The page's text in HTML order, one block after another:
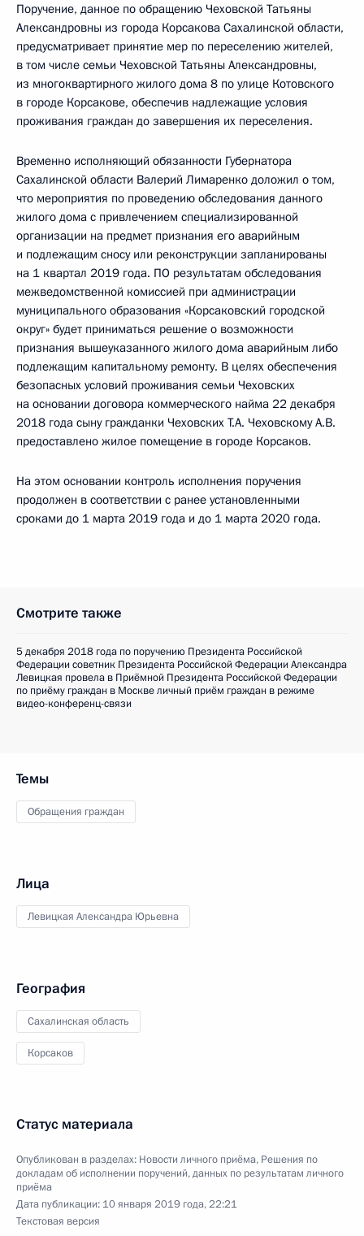
Поручение, данное по обращению Чеховской Татьяны
Александровны из города Корсакова Сахалинской области,
предусматривает принятие мер по переселению жителей,
в том числе семьи Чеховской Татьяны Александровны,
из многоквартирного жилого дома 8 по улице Котовского
в городе Корсакове, обеспечив надлежащие условия
проживания граждан до завершения их переселения.
Временно исполняющий обязанности Губернатора
Сахалинской области Валерий Лимаренко доложил о том,
что мероприятия по проведению обследования данного
жилого дома с привлечением специализированной
организации на предмет признания его аварийным
и подлежащим сносу или реконструкции запланированы
на 1 квартал 2019 года. ПО результатам обследования
межведомственной комиссией при администрации
муниципального образования «Корсаковский городской
округ» будет приниматься решение о возможности
признания вышеуказанного жилого дома аварийным либо
подлежащим капитальному ремонту. В целях обеспечения
безопасных условий проживания семьи Чеховских
на основании договора коммерческого найма 22 декабря
2018 года сыну гражданки Чеховских Т.А. Чеховскому А.В.
предоставлено жилое помещение в городе Корсаков.
На этом основании контроль исполнения поручения
продолжен в соответствии с ранее установленными
сроками до 1 марта 2019 года и до 1 марта 2020 года.
Смотрите также
5 декабря 2018 года по поручению Президента Российской
Федерации советник Президента Российской Федерации Александра
Левицкая провела в Приёмной Президента Российской Федерации
по приёму граждан в Москве личный приём граждан в режиме
видео-конференц-связи
Темы
Обращения граждан
Лица
Левицкая Александра Юрьевна
География
Сахалинская область
Корсаков
Статус материала
Опубликован в разделах: Новости личного приёма, Решения по
докладам об исполнении поручений, данных по результатам личного
приёма
Дата публикации: 10 января 2019 года, 22:21
Текстовая версия